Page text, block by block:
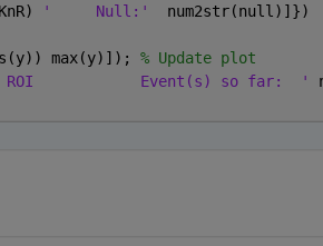
'     Null:'
  num2str(null)]})
max(y)]);
% Update plot
a ROI            Event(s) so far:  '